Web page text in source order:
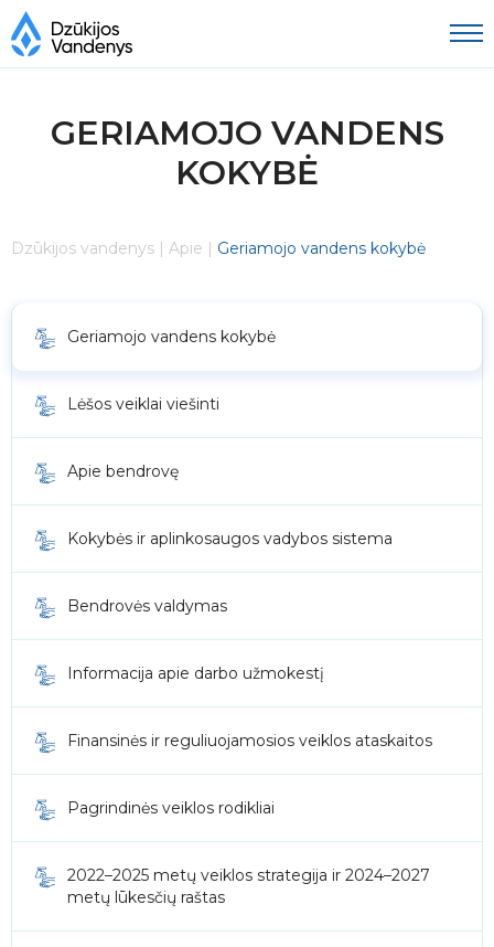
GERIAMOJO VANDENS
KOKYBĖ
Dzūkijos vandenys | Apie | Geriamojo vandens kokybė
Geriamojo vandens kokybė
Lėšos veiklai viešinti
Apie bendrovę
Kokybės ir aplinkosaugos vadybos sistema
Bendrovės valdymas
Informacija apie darbo užmokestį
Finansinės ir reguliuojamosios veiklos ataskaitos
Pagrindinės veiklos rodikliai
2022–2025 metų veiklos strategija ir 2024–2027
metų lūkesčių raštas